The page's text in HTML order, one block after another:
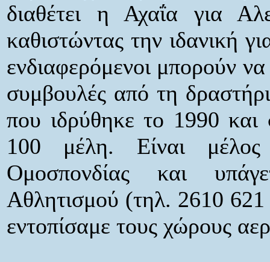
διαθέτει η Αχαΐα για
καθιστώντας την ιδανική
ενδιαφερόμενοι μπορούν
συμβουλές από τη
που ιδρύθηκε το 1990 και
100 μέλη. Είναι μέλος
Ομοσπονδίας και
Αθλητισμού (τηλ. 2610
εντοπίσαμε τους χώρους